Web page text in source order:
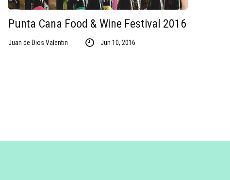
Punta Cana Food & Wine Festival 2016
Juan de Dios Valentin Jun 10, 2016